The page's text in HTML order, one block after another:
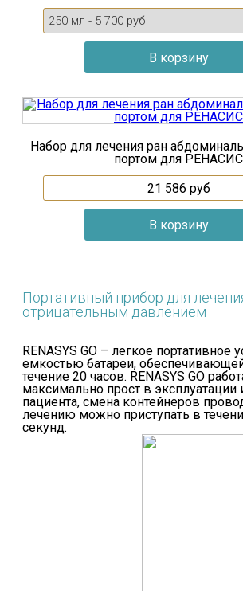
Набор для лечения ран
портом для РЕНАСИС
21 586 руб
Портативный прибор для
отрицательным давлением
RENASYS GO – легкое портативное
емкостью батареи,
течение 20 часов. RENASYS GO
максимально прост в
пациента, смена контейнеров
лечению можно приступать в
секунд.